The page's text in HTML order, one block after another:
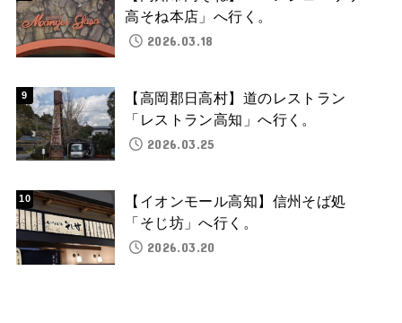
高そね本店」へ行く。
2026.03.18
【高岡郡日高村】道のレストラン
「レストラン高知」へ行く。
2026.03.25
【イオンモール高知】信州そば処
「そじ坊」へ行く。
2026.03.20